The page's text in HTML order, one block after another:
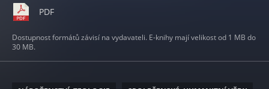
PDF
Dostupnost formátů závisí na vydavateli. E-knihy mají velikost od 1 MB do
30 MB.